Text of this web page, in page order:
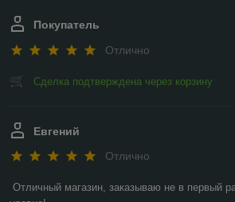
Покупатель
Отлично
Сделка подтверждена через корзину
Евгений
Отлично
Отличный магазин, заказываю не в первый